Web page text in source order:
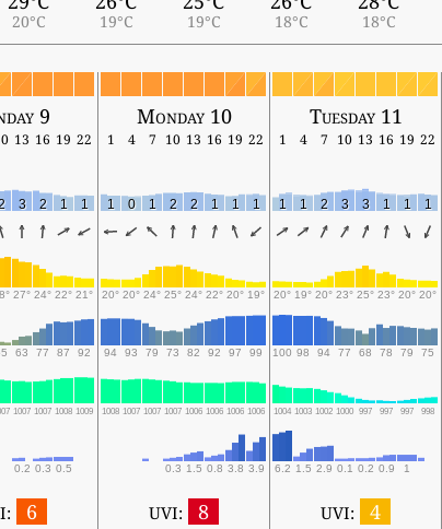
20°C 19°C 19°C 18°C 18°C
9 Monday 10 Tuesday 11
13 16 19 22 1 4 7 10 13 16 19 22 1 4 7 10 13 16 19 22
3 2 1 1 1 0 1 2 2 1 1 1 1 1 2 3 3 1 1 1
27° 24° 22° 21° 20° 20° 24° 25° 24° 22° 20° 19° 20° 19° 20° 23° 25° 23° 20° 20°
63 77 87 92 94 93 79 73 82 92 97 99 100 98 94 77 68 78 79 75
1007 1007 1008 1009 1008 1007 1007 1007 1006 1006 1006 1006 1004 1003 1002 1000 997 997 997 998
0.2 0.3 0.5 0.3 1.5 0.8 3.8 3.9 6.2 1.5 2.9 0.1 0.2 0.9 1
6 UVI: 8 UVI: 4